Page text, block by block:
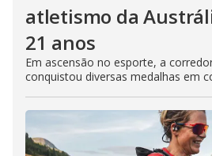
atletismo da
21 anos
Em ascensão no esporte, a
conquistou diversas medalhas em